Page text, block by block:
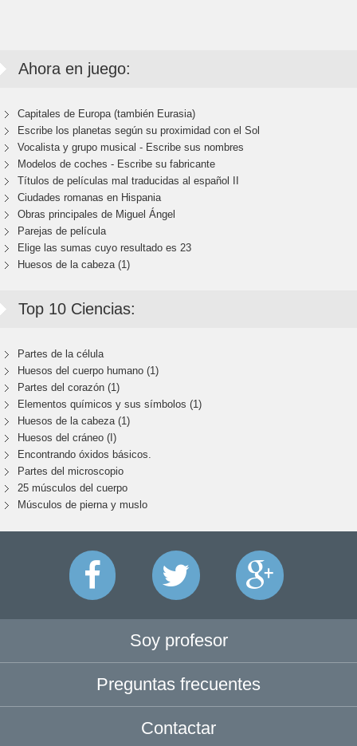
Ahora en juego:
Capitales de Europa (también Eurasia)
Escribe los planetas según su proximidad con el Sol
Vocalista y grupo musical - Escribe sus nombres
Modelos de coches - Escribe su fabricante
Títulos de películas mal traducidas al español II
Ciudades romanas en Hispania
Obras principales de Miguel Ángel
Parejas de película
Elige las sumas cuyo resultado es 23
Huesos de la cabeza (1)
Top 10 Ciencias:
Partes de la célula
Huesos del cuerpo humano (1)
Partes del corazón (1)
Elementos químicos y sus símbolos (1)
Huesos de la cabeza (1)
Huesos del cráneo (I)
Encontrando óxidos básicos.
Partes del microscopio
25 músculos del cuerpo
Músculos de pierna y muslo
Soy profesor
Preguntas frecuentes
Contactar